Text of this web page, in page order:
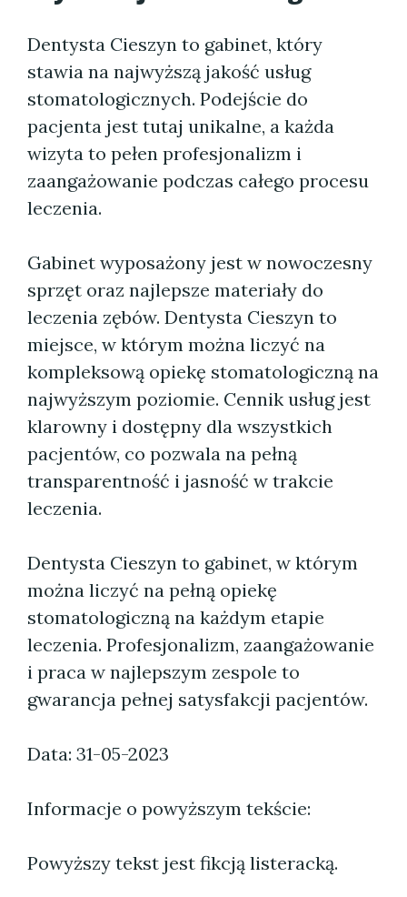
Dentysta Cieszyn to gabinet, który
stawia na najwyższą jakość usług
stomatologicznych. Podejście do
pacjenta jest tutaj unikalne, a każda
wizyta to pełen profesjonalizm i
zaangażowanie podczas całego procesu
leczenia.
Gabinet wyposażony jest w nowoczesny
sprzęt oraz najlepsze materiały do
leczenia zębów. Dentysta Cieszyn to
miejsce, w którym można liczyć na
kompleksową opiekę stomatologiczną na
najwyższym poziomie. Cennik usług jest
klarowny i dostępny dla wszystkich
pacjentów, co pozwala na pełną
transparentność i jasność w trakcie
leczenia.
Dentysta Cieszyn to gabinet, w którym
można liczyć na pełną opiekę
stomatologiczną na każdym etapie
leczenia. Profesjonalizm, zaangażowanie
i praca w najlepszym zespole to
gwarancja pełnej satysfakcji pacjentów.
Data: 31-05-2023
Informacje o powyższym tekście:
Powyższy tekst jest fikcją listeracką.